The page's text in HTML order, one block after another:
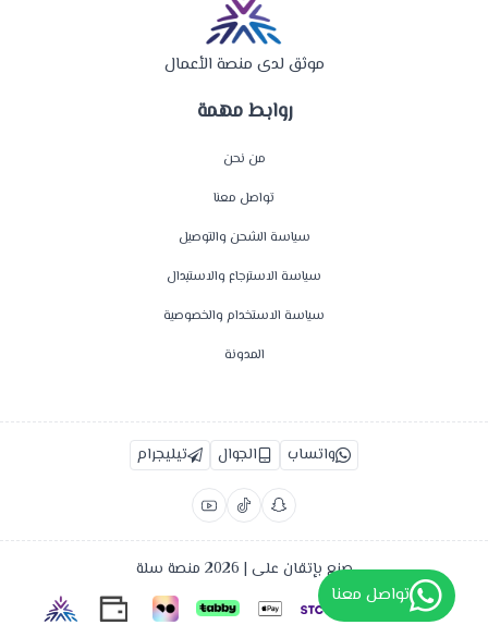
روابط مهمة
من نحن
تواصل معنا
سياسة الشحن والتوصيل
سياسة الاسترجاع والاستبدال
سياسة الاستخدام والخصوصية
المدونة
موثق لدى منصة الأعمال
واتساب الجوال تيليجرام
صنع بإتقان على | 2026 منصة سلة
تواصل معنا